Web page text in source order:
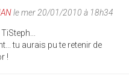
le mer 20/01/2010 à 18h34
tu aurais pu te retenir de
!